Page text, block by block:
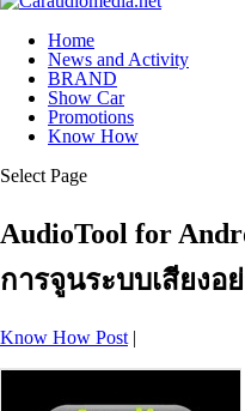
Home
News and Activity
BRAND
Show Car
Promotions
Know How
Select Page
AudioTool for
การจูนระบบเสียง
Know How Post |